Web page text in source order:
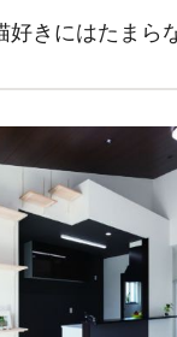
好きにはたまら